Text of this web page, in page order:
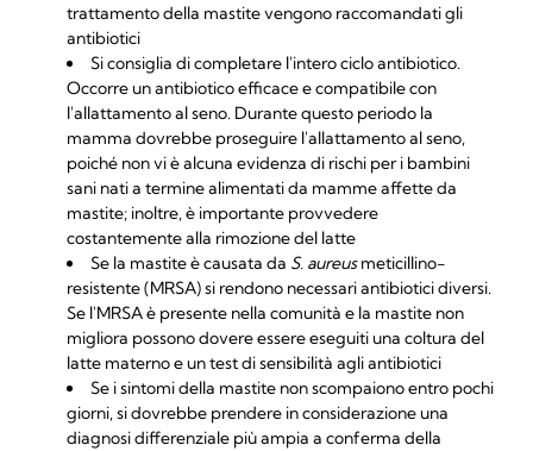
trattamento della mastite vengono raccomandati gli
antibiotici
Si consiglia di completare l'intero ciclo antibiotico.
Occorre un antibiotico efficace e compatibile con
l'allattamento al seno. Durante questo periodo la
mamma dovrebbe proseguire l'allattamento al seno,
poiché non vi è alcuna evidenza di rischi per i bambini
sani nati a termine alimentati da mamme affette da
mastite; inoltre, è importante provvedere
costantemente alla rimozione del latte
Se la mastite è causata da S. aureusmeticillino-
resistente (MRSA) si rendono necessari antibiotici diversi.
Se l'MRSA è presente nella comunità e la mastite non
migliora possono dovere essere eseguiti una coltura del
latte materno e un test di sensibilità agli antibiotici
Se i sintomi della mastite non scompaiono entro pochi
giorni, si dovrebbe prendere in considerazione una
diagnosi differenziale più ampia a conferma della